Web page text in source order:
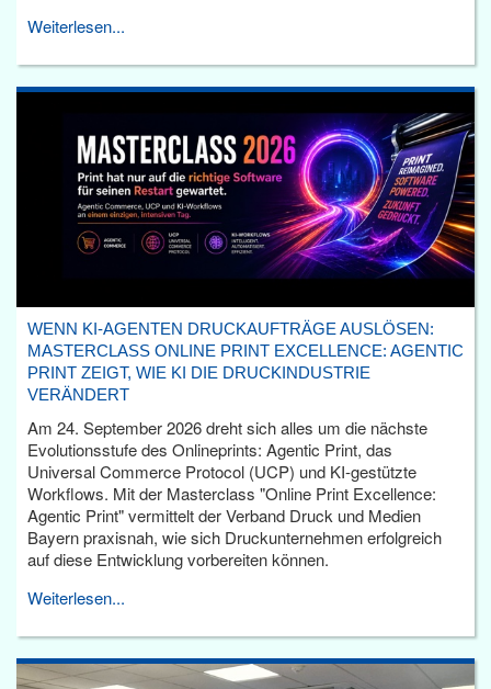
Weiterlesen...
WENN KI-AGENTEN DRUCKAUFTRÄGE AUSLÖSEN:
MASTERCLASS ONLINE PRINT EXCELLENCE: AGENTIC
PRINT ZEIGT, WIE KI DIE DRUCKINDUSTRIE
VERÄNDERT
Am 24. September 2026 dreht sich alles um die nächste
Evolutionsstufe des Onlineprints: Agentic Print, das
Universal Commerce Protocol (UCP) und KI-gestützte
Workflows. Mit der Masterclass "Online Print Excellence:
Agentic Print" vermittelt der Verband Druck und Medien
Bayern praxisnah, wie sich Druckunternehmen erfolgreich
auf diese Entwicklung vorbereiten können.
Weiterlesen...